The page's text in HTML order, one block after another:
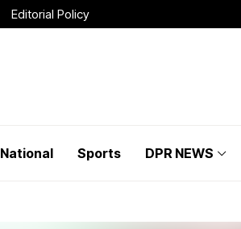
Editorial Policy
National Sports DPR NEWS